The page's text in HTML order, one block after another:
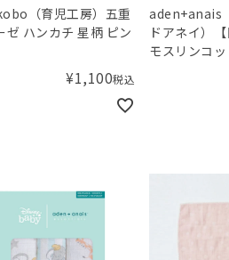
（育児工房）五重
ゼ ハンカチ 星柄 ピン
¥1,100税込
aden+anais
ドアネイ）【
モスリンコ
ュクロス 3
ニー トイス
story 3-